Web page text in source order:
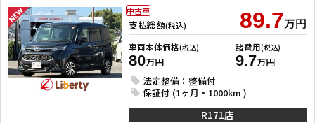
支払総額(税込) 89.7万円
車両本体価格(税込)
80万円
諸費用(税込)
9.7万円
法定整備：整備付
保証付 (1ヶ月・1000km )
中古車
R171店